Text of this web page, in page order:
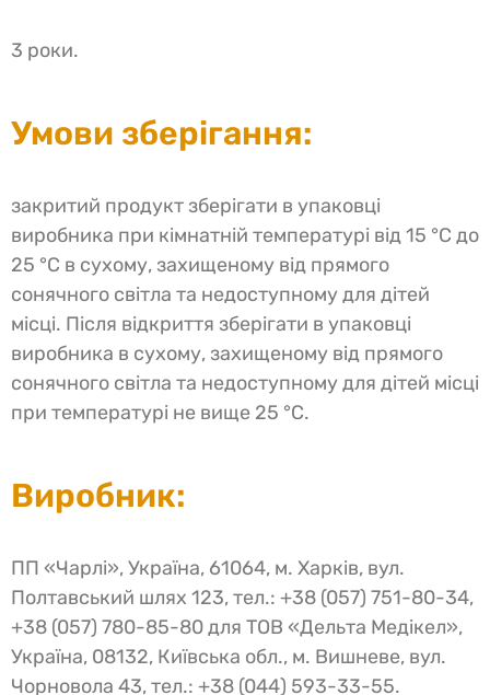
3 роки.
Умови зберігання:
закритий продукт зберігати в упаковці
виробника при кімнатній температурі від 15 °C до
25 °C в сухому, захищеному від прямого
сонячного світла та недоступному для дітей
місці. Після відкриття зберігати в упаковці
виробника в сухому, захищеному від прямого
сонячного світла та недоступному для дітей місці
при температурі не вище 25 °C.
Виробник:
ПП «Чарлі», Україна, 61064, м. Харків, вул.
Полтавський шлях 123, тел.: +38 (057) 751-80-34,
+38 (057) 780-85-80 для ТОВ «Дельта Медікел»,
Україна, 08132, Київська обл., м. Вишневе, вул.
Чорновола 43, тел.: +38 (044) 593-33-55.